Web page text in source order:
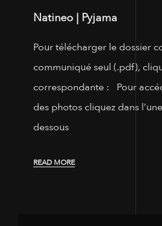
Natineo | Pyjama
Pour télécharger le dossier
communiqué seul (.pdf),
correspondante : Pour
des photos cliquez dans
dessous
READ MORE